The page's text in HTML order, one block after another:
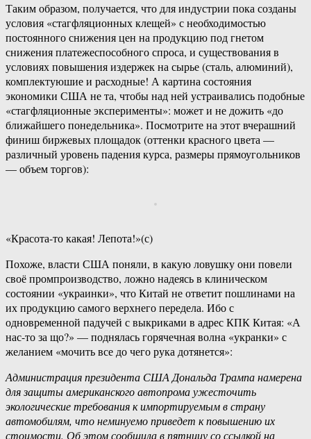
Таким образом, получается, что для индустрии пока созданы
условия «стагфляционных клещей» с необходимостью
постоянного снижения цен на продукцию под гнетом
снижения платежеспособного спроса, и существования в
условиях повышения издержек на сырье (сталь, алюминий),
комплектуюшие и расходные! А картина состояния
экономики США не та, чтобы над ней устраивались подобные
«стагфляционные эксперименты»: может и не дожить «до
ближайшего понедельника». Посмотрите на этот вчерашний
финиш биржевых площадок (оттенки красного цвета —
различный уровень падения курса, размеры прямоугольников
— объем торгов):
«Красота-то какая! Лепота!»(с)
Похоже, власти США поняли, в какую ловушку они повели
своё промпроизводство, ложно надеясь в клиническом
состоянии «украинки», что Китай не ответит пошлинами на
их продукцию самого верхнего передела. Ибо с
одновременной падучей с выкриками в адрес КПК Китая: «А
нас-то за що?» — поднялась горячечная волна «укранки» с
желанием «мочить все до чего рука дотянется»:
Администрация президента США Дональда Трампа намерена
для защиты американского автопрома ужесточить
экологические требования к импортируемым в страну
автомобилям, что неминуемо приведет к повышению их
стоимости. Об этом сообщила в пятницу со ссылкой на